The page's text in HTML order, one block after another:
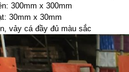
300mm x 300mm
30mm x 30mm
vảy cá đầy đủ màu sắc